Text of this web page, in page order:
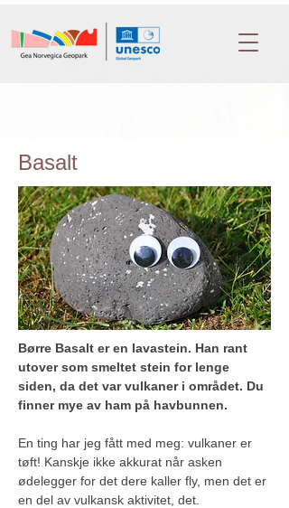
Basalt
Børre Basalt er en lavastein. Han rant
utover som smeltet stein for lenge
siden, da det var vulkaner i området. Du
finner mye av ham på havbunnen.
En ting har jeg fått med meg: vulkaner er
tøft! Kanskje ikke akkurat når asken
ødelegger for det dere kaller fly, men det er
en del av vulkansk aktivitet, det.